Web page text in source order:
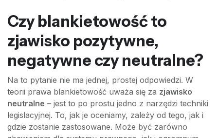
Czy blankietowość to
zjawisko pozytywne,
negatywne czy neutralne?
Na to pytanie nie ma jednej, prostej odpowiedzi. W
teorii prawa blankietowość uważa się za zjawisko
neutralne – jest to po prostu jedno z narzędzi techniki
legislacyjnej. To, jak je oceniamy, zależy od tego, jak i
gdzie zostanie zastosowane. Może być zarówno